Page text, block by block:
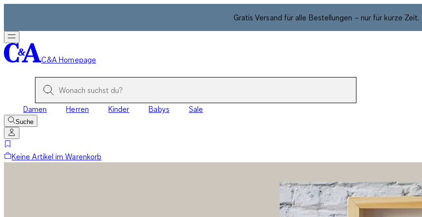
Gratis Versand für alle Bestellungen – nur für kurze Zeit.
C&A Homepage
Damen Herren Kinder Babys Sale
Suche
Keine Artikel im Warenkorb